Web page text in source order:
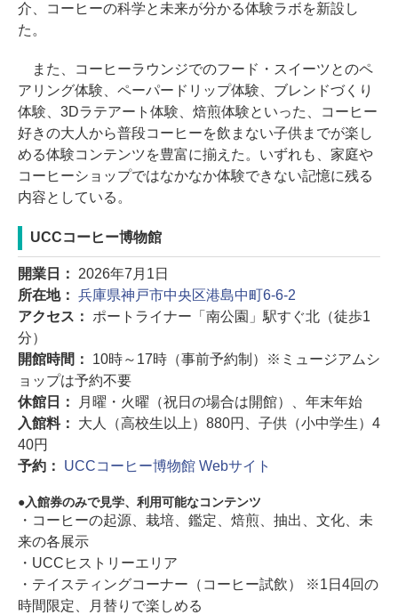
介、コーヒーの科学と未来が分かる体験ラボを新設し
た。
また、コーヒーラウンジでのフード・スイーツとのペ
アリング体験、ペーパードリップ体験、ブレンドづくり
体験、3Dラテアート体験、焙煎体験といった、コーヒー
好きの大人から普段コーヒーを飲まない子供までが楽し
める体験コンテンツを豊富に揃えた。いずれも、家庭や
コーヒーショップではなかなか体験できない記憶に残る
内容としている。
UCCコーヒー博物館
開業日： 2026年7月1日
所在地： 兵庫県神戸市中央区港島中町6-6-2
アクセス： ポートライナー「南公園」駅すぐ北（徒歩1
分）
開館時間： 10時～17時（事前予約制）※ミュージアムシ
ョップは予約不要
休館日：
月曜・火曜（祝日の場合は開館）、年末年始
入館料： 大人（高校生以上）880円、子供（小中学生）4
40円
予約： UCCコーヒー博物館 Webサイト
入館券のみで見学、利用可能なコンテンツ
・コーヒーの起源、栽培、鑑定、焙煎、抽出、文化、未
来の各展示
・UCCヒストリーエリア
・テイスティングコーナー（コーヒー試飲） ※1日4回の
時間限定、月替りで楽しめる